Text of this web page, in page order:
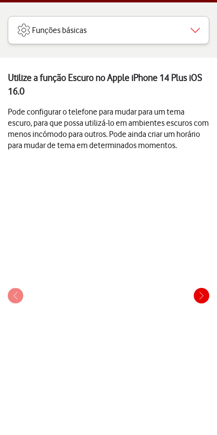
Funções básicas
Utilize a função Escuro no Apple iPhone 14 Plus iOS
16.0
Pode configurar o telefone para mudar para um tema
escuro, para que possa utilizá-lo em ambientes escuros com
menos incómodo para outros. Pode ainda criar um horário
para mudar de tema em determinados momentos.